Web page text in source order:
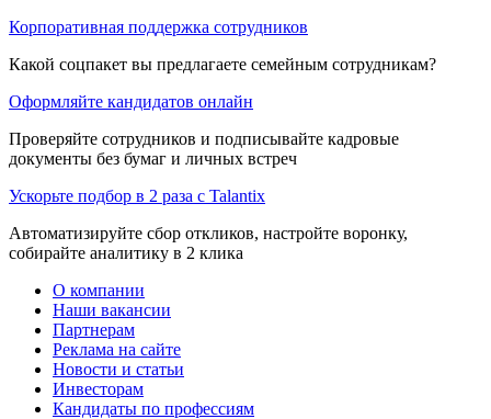
Корпоративная поддержка сотрудников
Какой соцпакет вы предлагаете семейным сотрудникам?
Оформляйте кандидатов онлайн
Проверяйте сотрудников и подписывайте кадровые
документы без бумаг и личных встреч
Ускорьте подбор в 2 раза с Talantix
Автоматизируйте сбор откликов, настройте воронку,
собирайте аналитику в 2 клика
О компании
Наши вакансии
Партнерам
Реклама на сайте
Новости и статьи
Инвесторам
Кандидаты по профессиям